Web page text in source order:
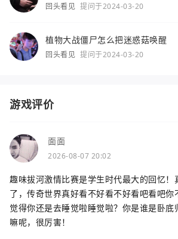
回头看见 提问于2024-03-20
植物大战僵尸怎么把迷惑菇唤醒
回头看见 提问于2024-03-20
游戏评价
面面
2026-08-07 20:02
趣味拔河激情比赛是学生时代最大的回忆！
了，传奇世界真好看不好看不好看吧看吧你
觉得你还是去睡觉啦睡觉啦？你是谁是卧底
嘛呢，很厉害！